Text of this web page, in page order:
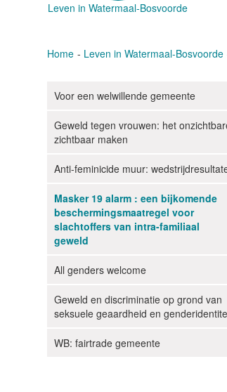
Leven in Watermaal-Bosvoorde
Home Leven in Watermaal-Bosvoorde
N
v
g
t
i
e
Voor een welwillende gemeente
Geweld tegen vrouwen: het
zichtbaar maken
Anti-feminicide muur:
Masker 19 alarm : een bijkomende
beschermingsmaatregel voor
slachtoffers van intra-familiaal
geweld
All genders welcome
Geweld en discriminatie op grond van
seksuele geaardheid en
WB: fairtrade gemeente